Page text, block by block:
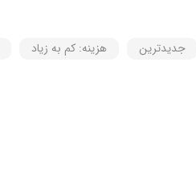
جدیدترین هزینه: کم به زیاد